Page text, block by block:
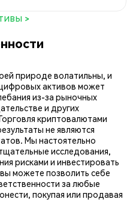
>
природе волатильны, и
цифровых активов может
из-за рыночных
и других
криптовалютами
не являются
Мы настоятельно
исследования,
рисками и инвестировать
можете позволить себе
за любые
покупая или продавая